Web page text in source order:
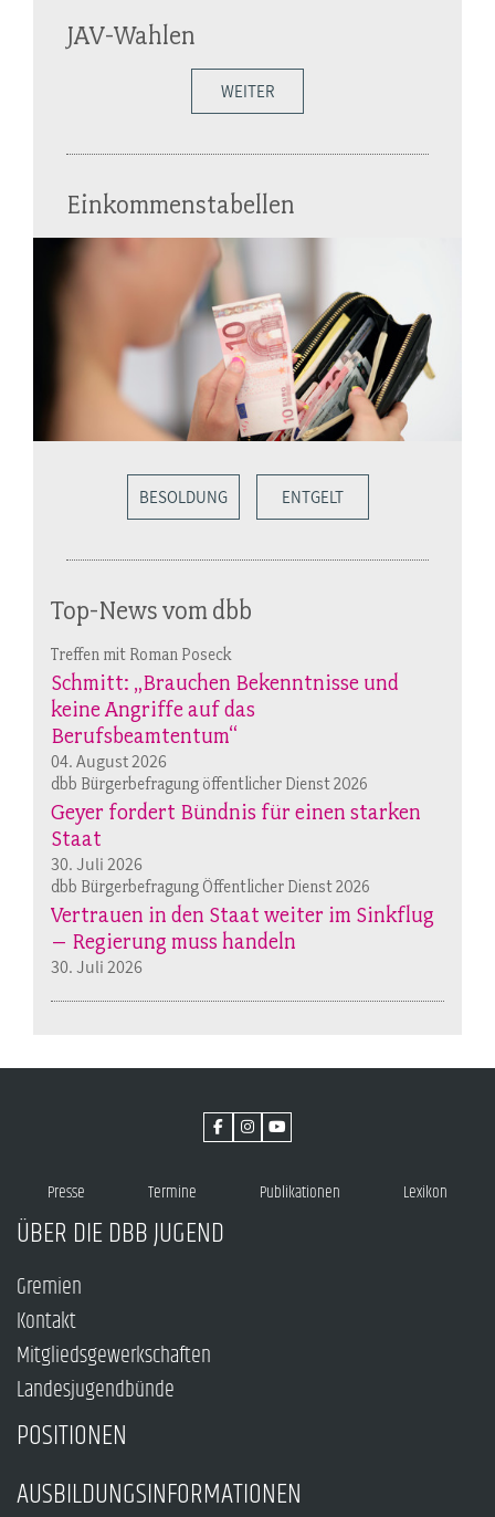
JAV-Wahlen
WEITER
Einkommenstabellen
BESOLDUNG ENTGELT
Top-News vom dbb
Treffen mit Roman Poseck
Schmitt: „Brauchen Bekenntnisse und
keine Angriffe auf das
Berufsbeamtentum“
04. August 2026
dbb Bürgerbefragung öffentlicher Dienst 2026
Geyer fordert Bündnis für einen starken
Staat
30. Juli 2026
dbb Bürgerbefragung Öffentlicher Dienst 2026
Vertrauen in den Staat weiter im Sinkflug
– Regierung muss handeln
30. Juli 2026
Presse Termine Publikationen Lexikon
ÜBER DIE DBB JUGEND
Gremien
Kontakt
Mitgliedsgewerkschaften
Landesjugendbünde
POSITIONEN
AUSBILDUNGSINFORMATIONEN